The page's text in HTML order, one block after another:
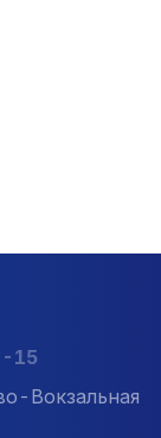
15
Вокзальная